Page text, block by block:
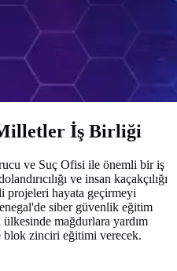
İş Birliği
ve Suç Ofisi ile önemli bir iş
ve insan kaçakçılığı
projeleri hayata geçirmeyi
siber güvenlik eğitim
mağdurlara yardım
blok zinciri eğitimi verecek.